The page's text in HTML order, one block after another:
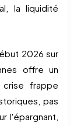
la liquidité
2026 sur
offre un
frappe
pas
l'épargnant,